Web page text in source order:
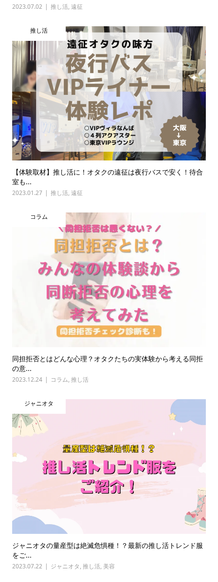
2023.07.02 推し活, 遠征
推し活
【体験取材】推し活に！オタクの遠征は夜行バスで安く！待合
室も...
2023.01.27 推し活, 遠征
コラム
同担拒否とはどんな心理？オタクたちの実体験から考える同拒
の意...
2023.12.24 コラム, 推し活
ジャニオタ
ジャニオタの量産型は絶滅危惧種！？最新の推し活トレンド服
をご...
2023.07.22 ジャニオタ, 推し活, 美容